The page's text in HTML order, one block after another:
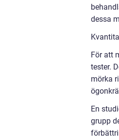
dessa
För att
tester.
mörka
En
grupp